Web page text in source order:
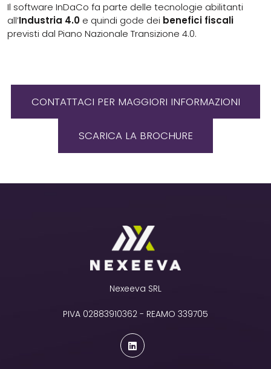
Il software InDaCo fa parte delle tecnologie abilitanti
all’Industria 4.0 e quindi gode dei benefici fiscali
previsti dal Piano Nazionale Transizione 4.0.
CONTATTACI PER MAGGIORI INFORMAZIONI
SCARICA LA BROCHURE
Nexeeva SRL
PIVA 02883910362 - REAMO 339705